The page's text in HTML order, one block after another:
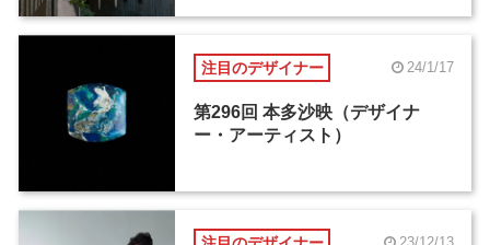
注目のデザイナー 24/1/17
第296回 本多沙映（デザイナ
ー・アーティスト）